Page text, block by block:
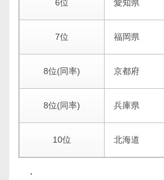
6位 愛知県
7位 福岡県
8位(同率) 京都府
8位(同率) 兵庫県
10位 北海道
・